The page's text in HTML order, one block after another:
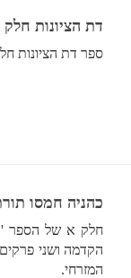
דת הציונות חלק
ספר דת הציונות
כהניה חמסו
חלק א של הספר
הקדמה ושני
המזרחי.